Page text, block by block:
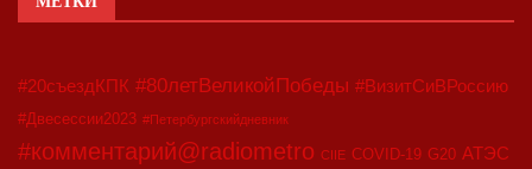
#20съездКПК #80летВеликойПобеды #ВизитСиВРоссию
#Двесессии2023 #Петербургскийдневник
#комментарий@radiometro CIIE COVID-19 G20 АТЭС